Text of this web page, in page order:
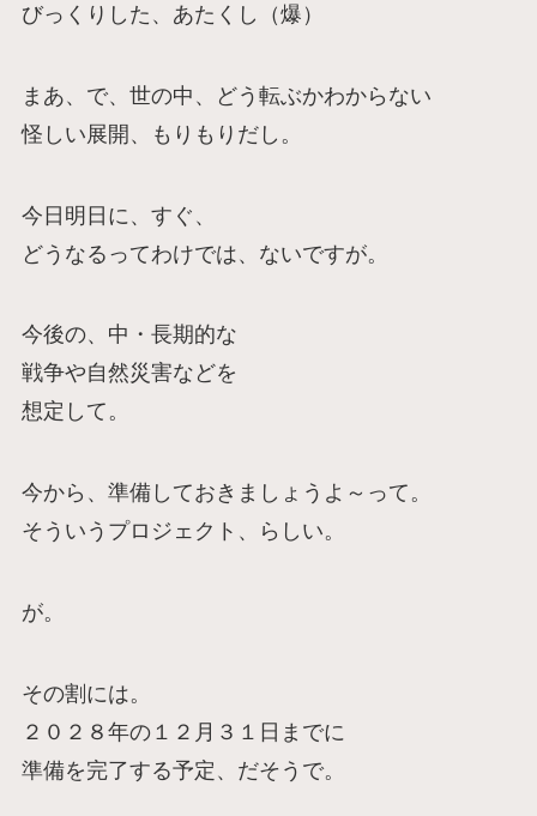
びっくりした、あたくし（爆）
まあ、で、世の中、どう転ぶかわからない
怪しい展開、もりもりだし。
今日明日に、すぐ、
どうなるってわけでは、ないですが。
今後の、中・長期的な
戦争や自然災害などを
想定して。
今から、準備しておきましょうよ～って。
そういうプロジェクト、らしい。
が。
その割には。
２０２８年の１２月３１日までに
準備を完了する予定、だそうで。